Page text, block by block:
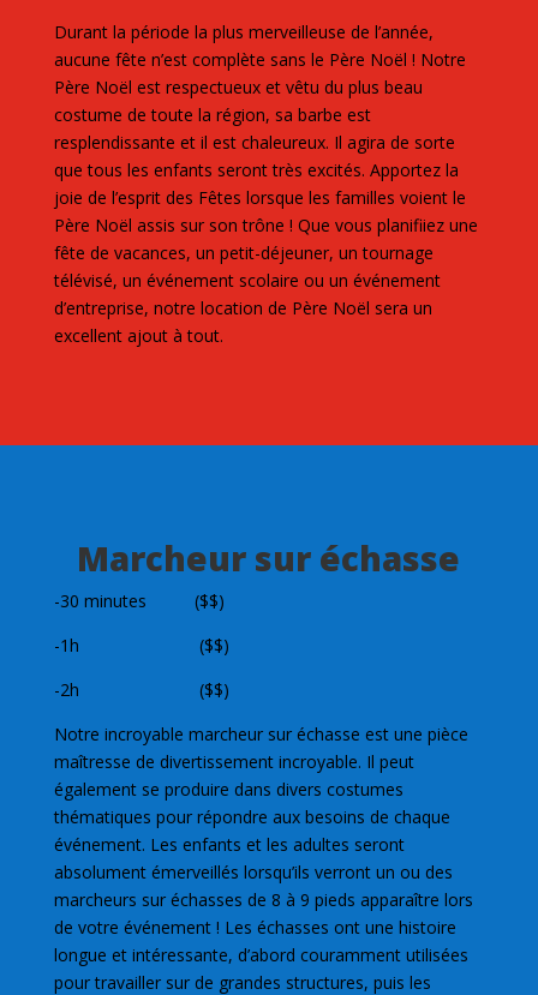
Durant la période la plus merveilleuse de l’année,
aucune fête n’est complète sans le Père Noël ! Notre
Père Noël est respectueux et vêtu du plus beau
costume de toute la région, sa barbe est
resplendissante et il est chaleureux. Il agira de sorte
que tous les enfants seront très excités. Apportez la
joie de l’esprit des Fêtes lorsque les familles voient le
Père Noël assis sur son trône ! Que vous planifiiez une
fête de vacances, un petit-déjeuner, un tournage
télévisé, un événement scolaire ou un événement
d’entreprise, notre location de Père Noël sera un
excellent ajout à tout.
Marcheur sur échasse
-30 minutes ($$)
-1h ($$)
-2h ($$)
Notre incroyable marcheur sur échasse est une pièce
maîtresse de divertissement incroyable. Il peut
également se produire dans divers costumes
thématiques pour répondre aux besoins de chaque
événement. Les enfants et les adultes seront
absolument émerveillés lorsqu’ils verront un ou des
marcheurs sur échasses de 8 à 9 pieds apparaître lors
de votre événement ! Les échasses ont une histoire
longue et intéressante, d’abord couramment utilisées
pour travailler sur de grandes structures, puis les